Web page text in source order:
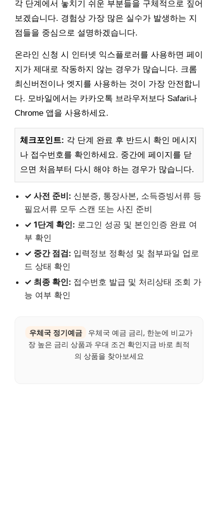
각 단계에서 놓치기 쉬운 부분들을 구체적으로 짚어
보겠습니다. 경험상 가장 많은 실수가 발생하는 지
점들을 중심으로 설명하겠습니다.
온라인 신청 시 인터넷 익스플로러를 사용하면 페이
지가 제대로 작동하지 않는 경우가 많습니다. 크롬
최신버전이나 엣지를 사용하는 것이 가장 안전합니
다. 모바일에서는 카카오톡 브라우저보다 Safari나
Chrome 앱을 사용하세요.
체크포인트: 각 단계 완료 후 반드시 확인 메시지
나 접수번호를 확인하세요. 중간에 페이지를 닫
으면 처음부터 다시 해야 하는 경우가 많습니다.
✓ 사전 준비: 신분증, 통장사본, 소득증빙서류 등
필요서류 모두 스캔 또는 사진 준비
✓ 1단계 확인: 로그인 성공 및 본인인증 완료 여
부 확인
✓ 중간 점검: 입력정보 정확성 및 첨부파일 업로
드 상태 확인
✓ 최종 확인: 접수번호 발급 및 처리상태 조회 가
능 여부 확인
우체국 정기예금
우체국 예금 금리, 한눈에 비교가
장 높은 금리 상품과 우대 조건 확인지금 바로 최적
의 상품을 찾아보세요